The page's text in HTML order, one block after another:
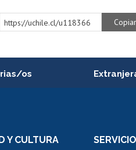
https://uchile.cl/u118366 Copiar
os
interna
Movilidad
Y CULTURA